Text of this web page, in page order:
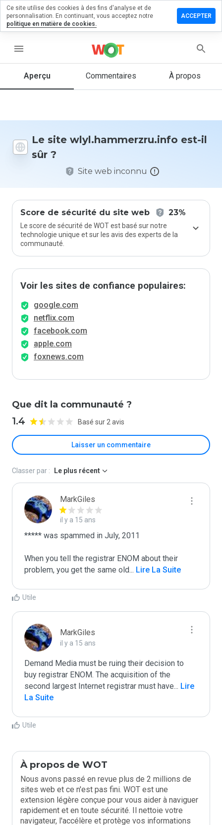
menu
Aperçu Commentaires À propos
Le site wlyl.hammerzru.info est-il
sûr ?
Site web inconnu
Score de sécurité du site web 23%
Le score de sécurité de WOT est basé sur notre
technologie unique et sur les avis des experts de la
communauté.
Voir les sites de confiance populaires:
google.com
netflix.com
facebook.com
apple.com
foxnews.com
Que dit la communauté ?
1.4 Basé sur 2 avis
Laisser un commentaire
un
sur
Quelle
donneriez-
Classer par : Le plus récent
MarkGiles
il y a 15 ans
***** was spammed in July, 2011
When you tell the registrar ENOM about their
problem, you get the same old... Lire La Suite
Utile
MarkGiles
il y a 15 ans
Demand Media must be ruing their decision to
buy registrar ENOM. The acquisition of the
second largest Internet registrar must have... Lire
La Suite
Utile
À propos de WOT
Nous avons passé en revue plus de 2 millions de
sites web et ce n'est pas fini. WOT est une
extension légère conçue pour vous aider à naviguer
rapidement et en toute sécurité. Il nettoie votre
navigateur, l'accélère et protège vos informations
Ce site utilise des cookies à des fins d'analyse et de
personnalisation. En continuant, vous acceptez notre
politique en matière de cookies.
ACCEPTER